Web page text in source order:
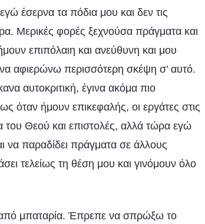
έσερνα τα πόδια μου και δεν τις
Μερικές φορές ξεχνούσα πράγματα και
επιπόλαιη και ανεύθυνη και μου
να αφιερώνω περισσότερη σκέψη σ’ αυτό.
αυτοκριτική, έγινα ακόμα πιο
όταν ήμουν επικεφαλής, οι εργάτες στις
του Θεού και επιστολές, αλλά τώρα εγώ
να παραδίδει πράγματα σε άλλους
τελείως τη θέση μου και γινόμουν όλο
μπαταρία. Έπρεπε να σπρώξω το